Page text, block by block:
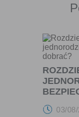
określonych funkcji
zaszyfrowane w
Usuwanie plików
Standardowo
internetowych
„cookies” na
zostać zmienione
obsługę plików
internetowej bądź
przesłaniu na
informacje o 03/